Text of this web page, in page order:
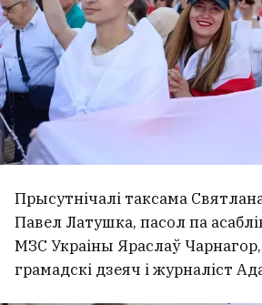
Прысутнічалі таксама
Павел Латушка, пасол па
МЗС Украіны Яраслаў Чарнагор,
грамадскі дзеяч і журналіст